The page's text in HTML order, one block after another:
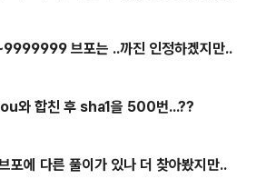
브포는 ..까진 인정하겠지만..
와 합친 후 sha1을 500번...??
포에 다른 풀이가 있나 더 찾아봤지만..